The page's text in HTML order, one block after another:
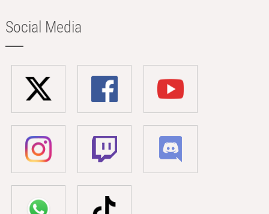
Social Media